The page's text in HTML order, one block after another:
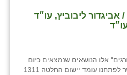
אביגדור ליבוביץ, עו״ד
אלו הנושאים שנמצאים כיום
על סדר היום הציבורי כאשר לפתחנו עומד יישום החלטה 1311